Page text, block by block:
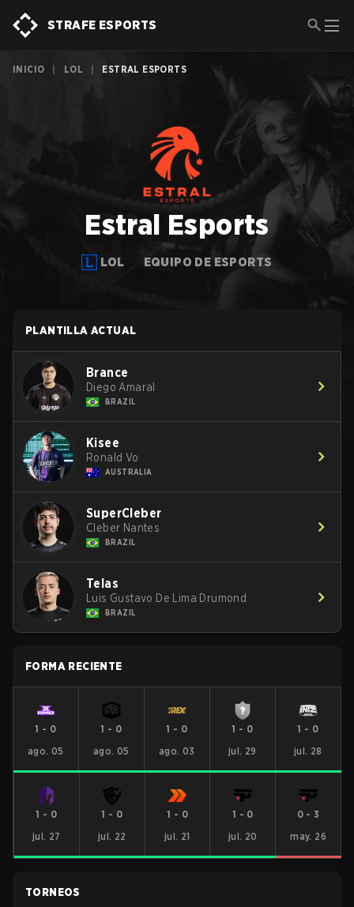
STRAFE ESPORTS
INICIO LOL ESTRAL ESPORTS
Estral Esports
LOL EQUIPO DE ESPORTS
PLANTILLA ACTUAL
Brance
Diego Amaral
BRAZIL
Kisee
Ronald Vo
AUSTRALIA
SuperCleber
Cleber Nantes
BRAZIL
Telas
Luis Gustavo De Lima Drumond
BRAZIL
FORMA RECIENTE
1 - 0
ago. 05
1 - 0
ago. 05
1 - 0
ago. 03
1 - 0
jul. 29
1 - 0
jul. 28
1 - 0
jul. 27
1 - 0
jul. 22
1 - 0
jul. 21
1 - 0
jul. 20
0- 3
may. 26
TORNEOS